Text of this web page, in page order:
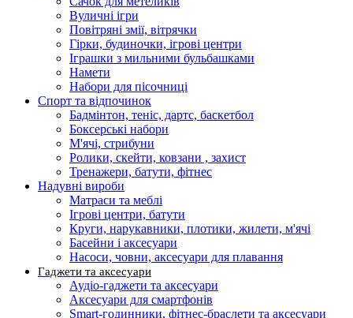
Вуличні ігри
Повітряні змії, вітрячки
Гірки, будиночки, ігрові центри
Іграшки з мильними бульбашками
Намети
Набори для пісочниці
Спорт та відпочинок
Бадмінтон, теніс, дартс, баскетбол
Боксерські набори
М'ячі, стрибуни
Ролики, скейти, ковзани , захист
Тренажери, батути, фітнес
Надувні вироби
Матраси та меблі
Ігрові центри, батути
Круги, нарукавники, плотики, жилети, м'ячі
Басейни і аксесуари
Насоси, човни, аксесуари для плавання
Гаджети та аксесуари
Аудіо-гаджети та аксесуари
Аксесуари для смартфонів
Smart-годинники, фітнес-браслети та аксесуари